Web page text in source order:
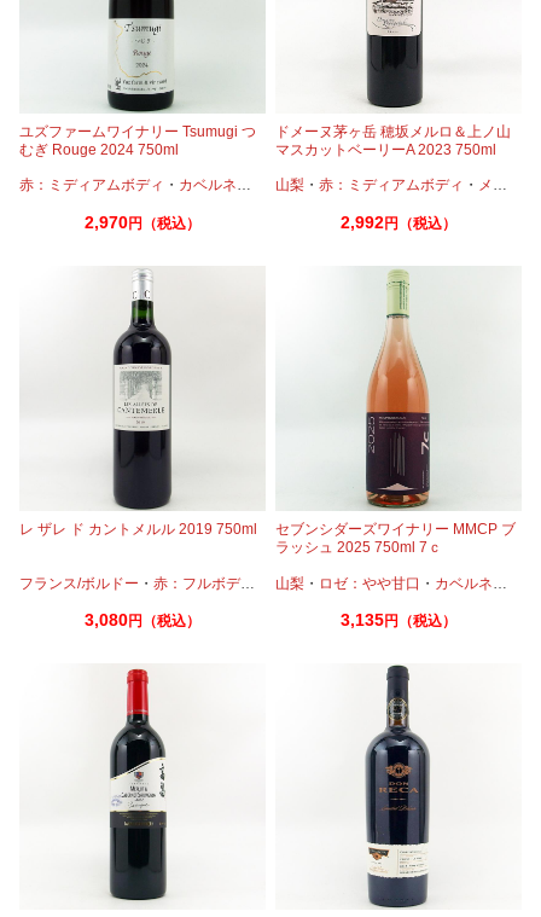
ユズファームワイナリー Tsumugi つ
むぎ Rouge 2024 750ml
赤：ミディアムボディ ・ カベルネ・ メルロー
2,970円（税込）
ドメーヌ茅ヶ岳 穂坂メルロ＆上ノ山
マスカットベーリーA 2023 750ml
山梨 ・赤：ミディアムボディ ・ メルロー
2,992円（税込）
レ ザレ ド カントメルル 2019 750ml
フランス/ボルドー ・ 赤：フルボディ カベルネ・カベルネフラン・プティヴェ
3,080円（税込）
セブンシダーズワイナリー MMCP ブ
ラッシュ 2025 750ml 7ｃ
山梨 ・ ロゼ：やや甘口 ・ カベルネ・
3,135円（税込）